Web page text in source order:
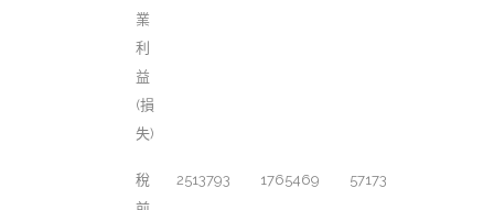
業
利
益
(損
失)
稅
2513793 1765469 57173